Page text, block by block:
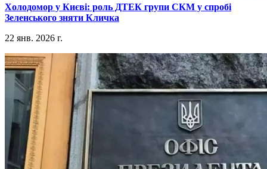
​Холодомор у Києві: роль ДТЕК групи СКМ у спробі
Зеленського зняти Кличка
22 янв. 2026 г.